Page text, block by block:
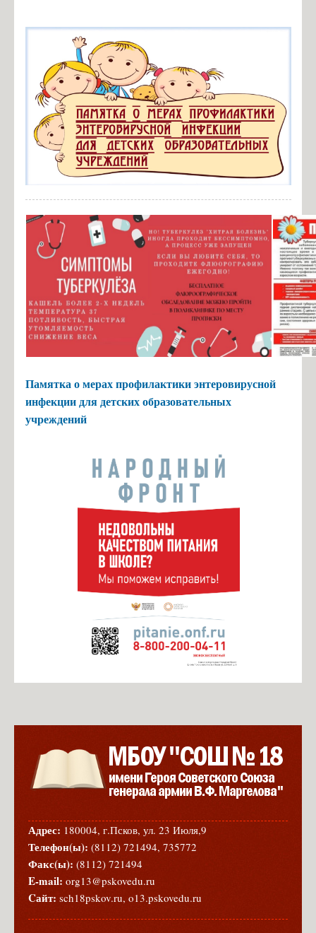
Памятка о мерах профилактики энтеровирусной
инфекции для детских образовательных
учреждений
Адрес: 180004, г.Псков, ул. 23 Июля,9
Телефон(ы): (8112) 721494, 735772
Факс(ы): (8112) 721494
E-mail: org13@pskovedu.ru
Cайт: sch18pskov.ru, o13.pskovedu.ru